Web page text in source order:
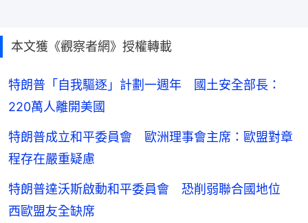
本文獲《觀察者網》授權轉載
特朗普「自我驅逐」計劃一週年 國土安全部長：
220萬人離開美國
特朗普成立和平委員會 歐洲理事會主席：歐盟對章
程存在嚴重疑慮
特朗普達沃斯啟動和平委員會 恐削弱聯合國地位
西歐盟友全缺席